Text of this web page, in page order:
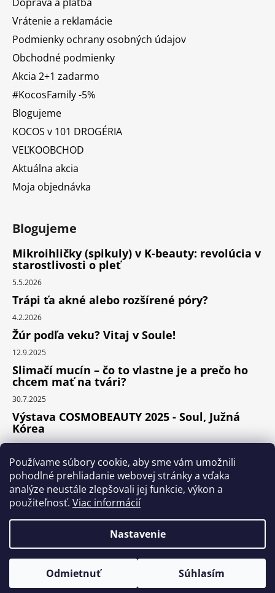
Používame súbory cookie, aby sme vám umožnili
pohodlné prehliadanie webovej stránky a vďaka
analýze neustále zlepšovali jej funkcie, výkon a
použiteľnosť. Viac informácií
Nastavenie
Odmietnuť Súhlasím
Vrátenie a reklamácie
Podmienky ochrany osobných údajov
Obchodné podmienky
Akcia 2+1 zadarmo
#KocosFamily -5%
Blogujeme
KOCOS v 101 DROGÉRIA
VEĽKOOBCHOD
Aktuálna akcia
Moja objednávka
Blogujeme
Mikroihličky (spikuly) v K-beauty: revolúcia v
starostlivosti o pleť
5.5.2026
Trápi ťa akné alebo rozšírené póry?
4.2.2026
Žúr podľa veku? Vitaj v Soule!
12.9.2025
Slimačí mucín – čo to vlastne je a prečo ho
chcem mať na tvári?
30.7.2025
Výstava COSMOBEAUTY 2025 - Soul, Južná
Kórea
11.6.2025
Instagram
Vytvoril Shoptet Premium
Copyright 2026KOCOS.sk
. Všetky práva vyhradené.
Upraviť nastavenie cookies